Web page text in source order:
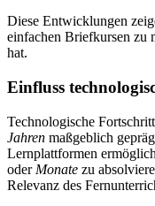
Diese Entwicklungen
einfachen Briefkursen zu
hat.
Einfluss
Technologische
Jahren maßgeblich
Lernplattformen
oder Monate zu
Relevanz des